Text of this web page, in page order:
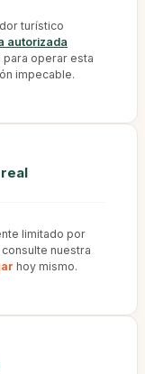
turístico
autorizada
operar esta
impecable.
limitado por
nuestra
hoy mismo.